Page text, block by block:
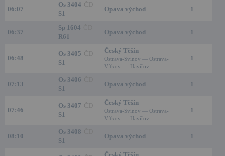
06:07
Os 3404 ČD
S1
Opava východ 1
06:37
Sp 1604
R61
Opava východ 1
06:48
Os 3405 ČD
S1
Český Těšín
Ostrava-Svinov — Ostrava-
Vítkov. — Havířov
1
07:13
Os 3406
S1
Opava východ 1
07:46
Os 3407 ČD
S1
Český Těšín
Ostrava-Svinov — Ostrava-
Vítkov. — Havířov
1
08:10
Os 3408
S1
Opava východ 1